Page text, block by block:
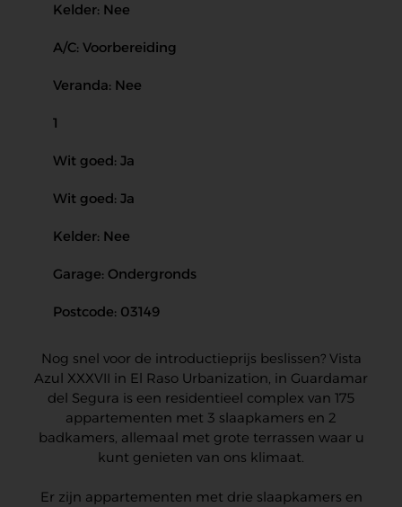
Kelder: Nee
A/C: Voorbereiding
Veranda: Nee
1
Wit goed: Ja
Wit goed: Ja
Kelder: Nee
Garage: Ondergronds
Postcode: 03149
Nog snel voor de introductieprijs beslissen? Vista
Azul XXXVII in El Raso Urbanization, in Guardamar
del Segura is een residentieel complex van 175
appartementen met 3 slaapkamers en 2
badkamers, allemaal met grote terrassen waar u
kunt genieten van ons klimaat.
Er zijn appartementen met drie slaapkamers en